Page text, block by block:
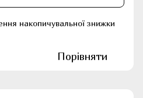
накопичувальної знижки
Порівняти